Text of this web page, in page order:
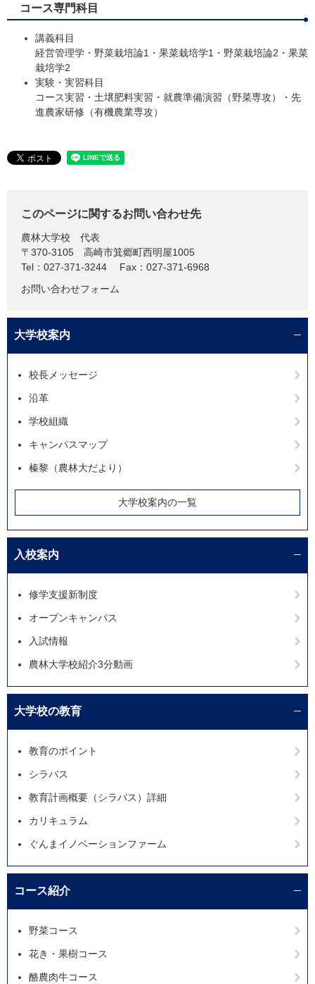
コース専門科目
講義科目
経営管理学・野菜栽培論1・果菜栽培学1・野菜栽培論2・果菜
栽培学2
実験・実習科目
コース実習・土壌肥料実習・就農準備演習（野菜専攻）・先
進農家研修（有機農業専攻）
このページに関するお問い合わせ先
農林大学校
代表
〒370-3105
高崎市箕郷町西明屋1005
Tel：027-371-3244
Fax：027-371-6968
お問い合わせフォーム
大学校案内
校長メッセージ
沿革
学校組織
キャンパスマップ
榛黎（農林大だより）
大学校案内の一覧
入校案内
修学支援新制度
オープンキャンパス
入試情報
農林大学校紹介3分動画
大学校の教育
教育のポイント
シラバス
教育計画概要（シラバス）詳細
カリキュラム
ぐんまイノベーションファーム
コース紹介
野菜コース
花き・果樹コース
酪農肉牛コース